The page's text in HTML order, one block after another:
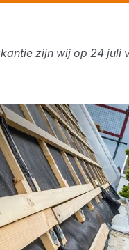
zijn wij op 24 juli